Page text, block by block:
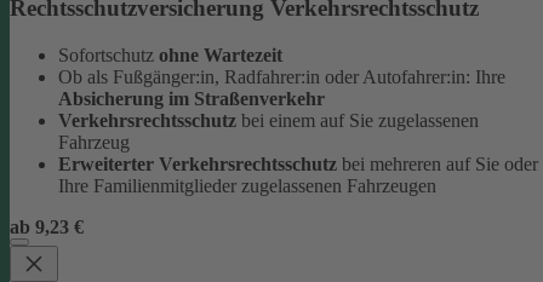
Rechtsschutzversicherung Verkehrsrechtsschutz
Sofortschutz ohne Wartezeit
Ob als Fußgänger:in, Radfahrer:in oder Autofahrer:in: Ihre
Absicherung im Straßenverkehr
Verkehrsrechtsschutz bei einem auf Sie zugelassenen
Fahrzeug
Erweiterter Verkehrsrechtsschutz bei mehreren auf Sie oder
Ihre Familienmitglieder zugelassenen Fahrzeugen
ab 9,23 €